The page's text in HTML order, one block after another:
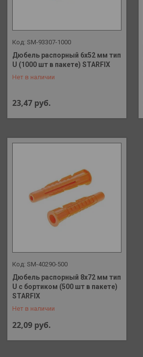
SM-93307-1000
Дюбель распорный 6х52 мм тип
U (1000 шт в пакете) STARFIX
Нет в наличии
23,47 руб.
SM-40290-500
Дюбель распорный 8х72 мм тип
U с бортиком (500 шт в пакете)
STARFIX
Нет в наличии
22,09 руб.
+375 (29) 648-41-90